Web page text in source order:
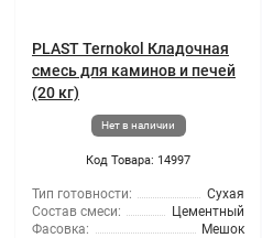
PLAST Ternokol Кладочная
смесь для каминов и печей
(20 кг)
Нет в наличии
Код Товара: 14997
Тип готовности:
Сухая
Состав смеси:
Цементный
Фасовка:
Мешок